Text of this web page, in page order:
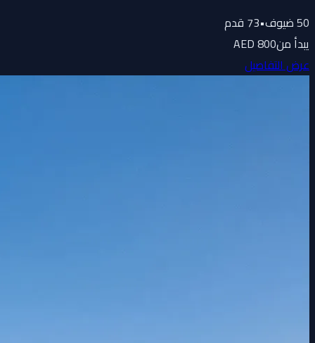
50ضيوف•
73 قدم
يبدأ من800 AED
عرض التفاصيل